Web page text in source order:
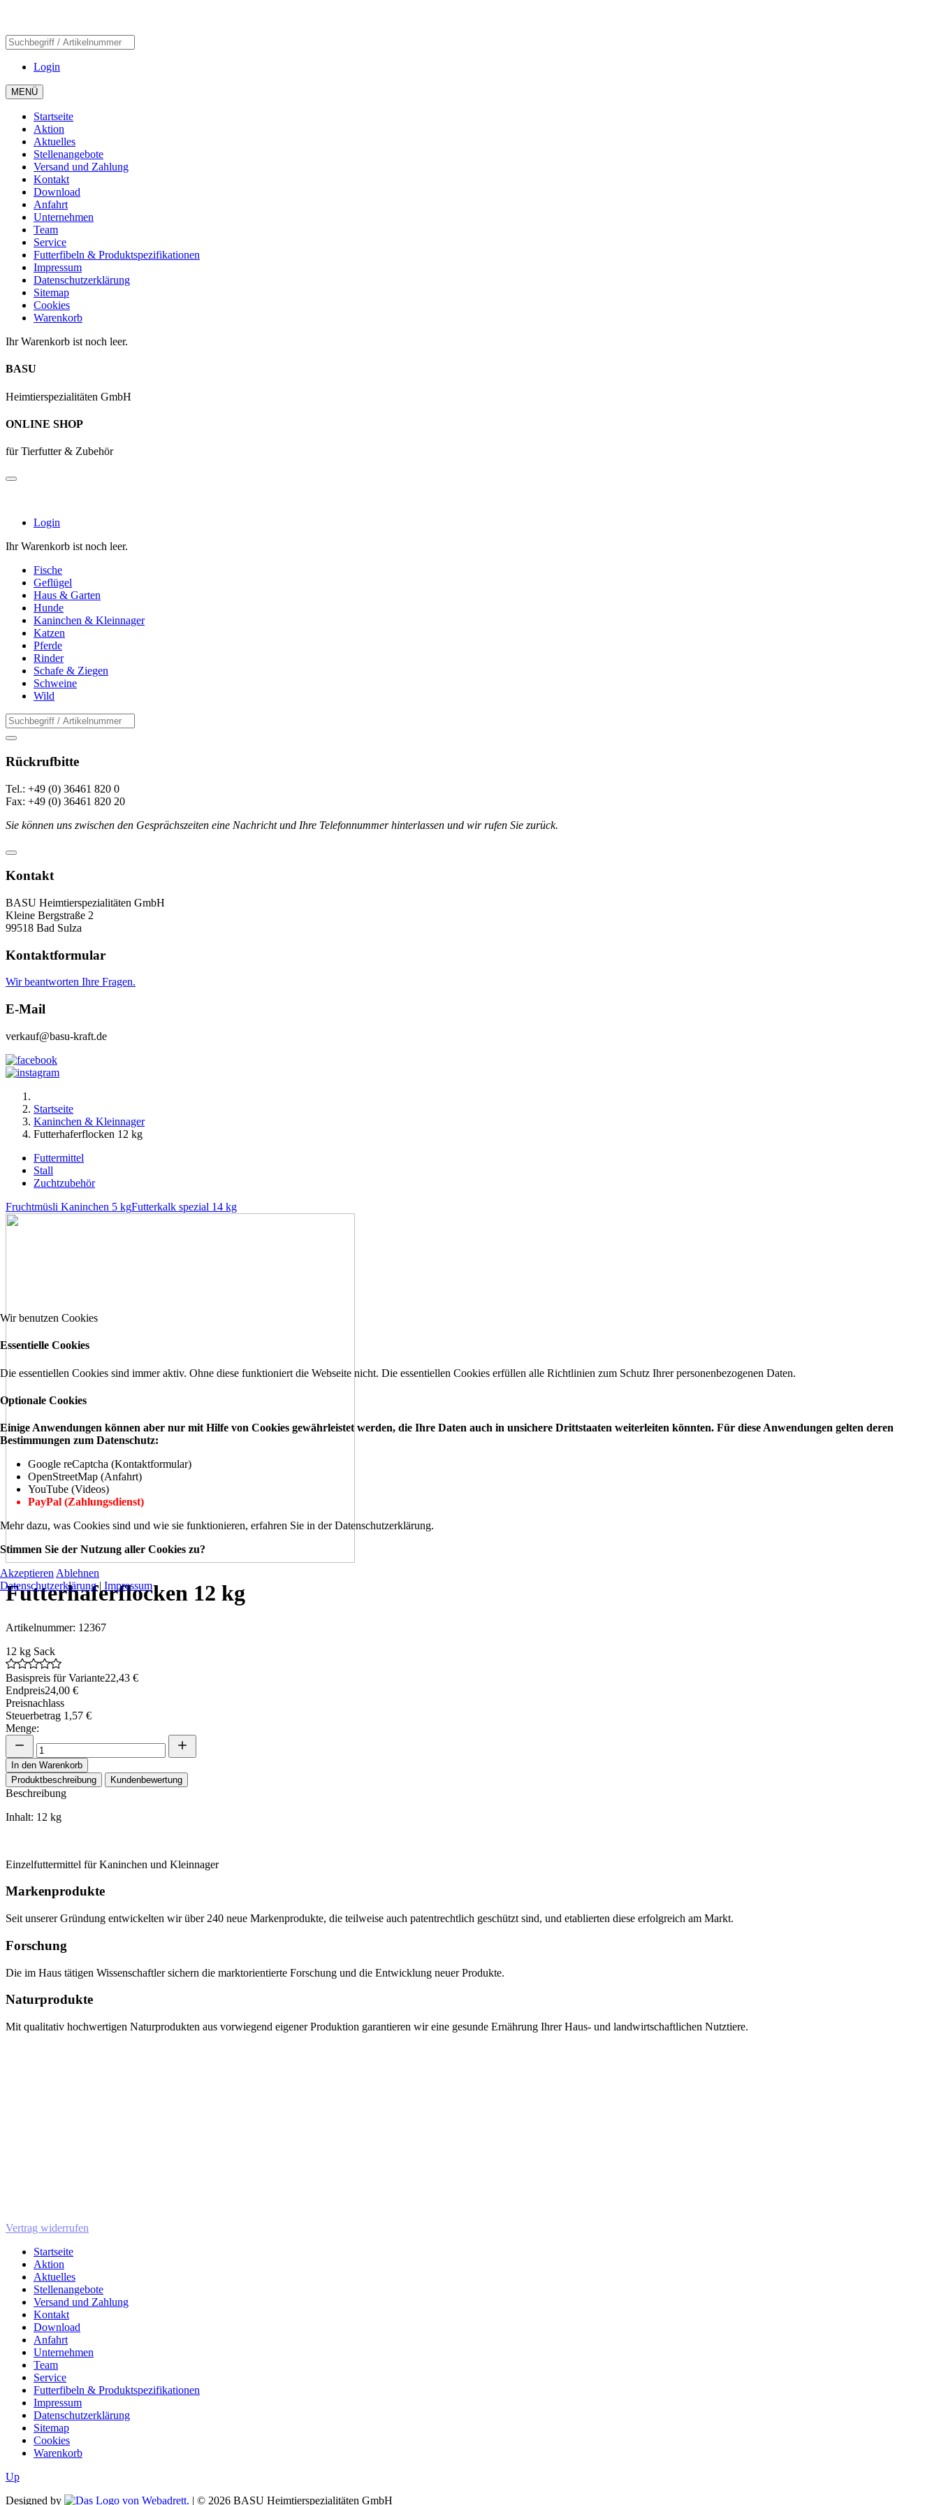
Login
MENÜ
Startseite
Aktion
Aktuelles
Stellenangebote
Versand und Zahlung
Kontakt
Download
Anfahrt
Unternehmen
Team
Service
Futterfibeln & Produktspezifikationen
Impressum
Datenschutzerklärung
Sitemap
Cookies
Warenkorb
Ihr Warenkorb ist noch leer.
BASU
Heimtierspezialitäten GmbH
ONLINE SHOP
für Tierfutter & Zubehör
Login
Ihr Warenkorb ist noch leer.
Fische
Geflügel
Haus & Garten
Hunde
Kaninchen & Kleinnager
Katzen
Pferde
Rinder
Schafe & Ziegen
Schweine
Wild
Rückrufbitte
Tel.: +49 (0) 36461 820 0
Fax: +49 (0) 36461 820 20
Sie können uns zwischen den Gesprächszeiten eine Nachricht und Ihre Telefonnummer hinterlassen und wir rufen Sie zurück.
Kontakt
BASU Heimtierspezialitäten GmbH
Kleine Bergstraße 2
99518 Bad Sulza
Kontaktformular
Wir beantworten Ihre Fragen.
E-Mail
verkauf@basu-kraft.de
Startseite
Kaninchen & Kleinnager
Futterhaferflocken 12 kg
Futtermittel
Stall
Zuchtzubehör
Fruchtmüsli Kaninchen 5 kgFutterkalk spezial 14 kg
Futterhaferflocken 12 kg
Artikelnummer: 12367
12 kg Sack
Basispreis für Variante22,43 €
Endpreis24,00 €
Preisnachlass
Steuerbetrag 1,57 €
Menge:
In den Warenkorb
Produktbeschreibung
Kundenbewertung
Beschreibung
Inhalt: 12 kg
Einzelfuttermittel für Kaninchen und Kleinnager
Markenprodukte
Seit unserer Gründung entwickelten wir über 240 neue Markenprodukte, die teilweise auch patentrechtlich geschützt sind, und etablierten diese erfolgreich am Markt.
Forschung
Die im Haus tätigen Wissenschaftler sichern die marktorientierte Forschung und die Entwicklung neuer Produkte.
Naturprodukte
Mit qualitativ hochwertigen Naturprodukten aus vorwiegend eigener Produktion garantieren wir eine gesunde Ernährung Ihrer Haus- und landwirtschaftlichen Nutztiere.
Vertrag widerrufen
Startseite
Aktion
Aktuelles
Stellenangebote
Versand und Zahlung
Kontakt
Download
Anfahrt
Unternehmen
Team
Service
Futterfibeln & Produktspezifikationen
Impressum
Datenschutzerklärung
Sitemap
Cookies
Warenkorb
Up
Designed by
| © 2026 BASU Heimtierspezialitäten GmbH
Wir benutzen Cookies
Essentielle Cookies
Die essentiellen Cookies sind immer aktiv. Ohne diese funktioniert die Webseite nicht. Die essentiellen Cookies erfüllen alle Richtlinien zum Schutz Ihrer personenbezogenen Daten.
Optionale Cookies
Einige Anwendungen können aber nur mit Hilfe von Cookies gewährleistet werden, die Ihre Daten auch in unsichere Drittstaaten weiterleiten könnten. Für diese Anwendungen gelten deren
Bestimmungen zum Datenschutz:
Google reCaptcha (Kontaktformular)
OpenStreetMap (Anfahrt)
YouTube (Videos)
PayPal (Zahlungsdienst)
Mehr dazu, was Cookies sind und wie sie funktionieren, erfahren Sie in der Datenschutzerklärung.
Stimmen Sie der Nutzung aller Cookies zu?
Akzeptieren Ablehnen
Datenschutzerklärung| Impressum